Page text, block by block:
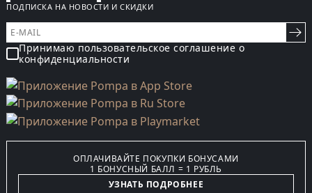
ПОДПИСКА НА НОВОСТИ И СКИДКИ
Принимаю пользовательское соглашение о
конфиденциальности
ОПЛАЧИВАЙТЕ ПОКУПКИ БОНУСАМИ
1 БОНУСНЫЙ БАЛЛ = 1 РУБЛЬ
УЗНАТЬ ПОДРОБНЕЕ